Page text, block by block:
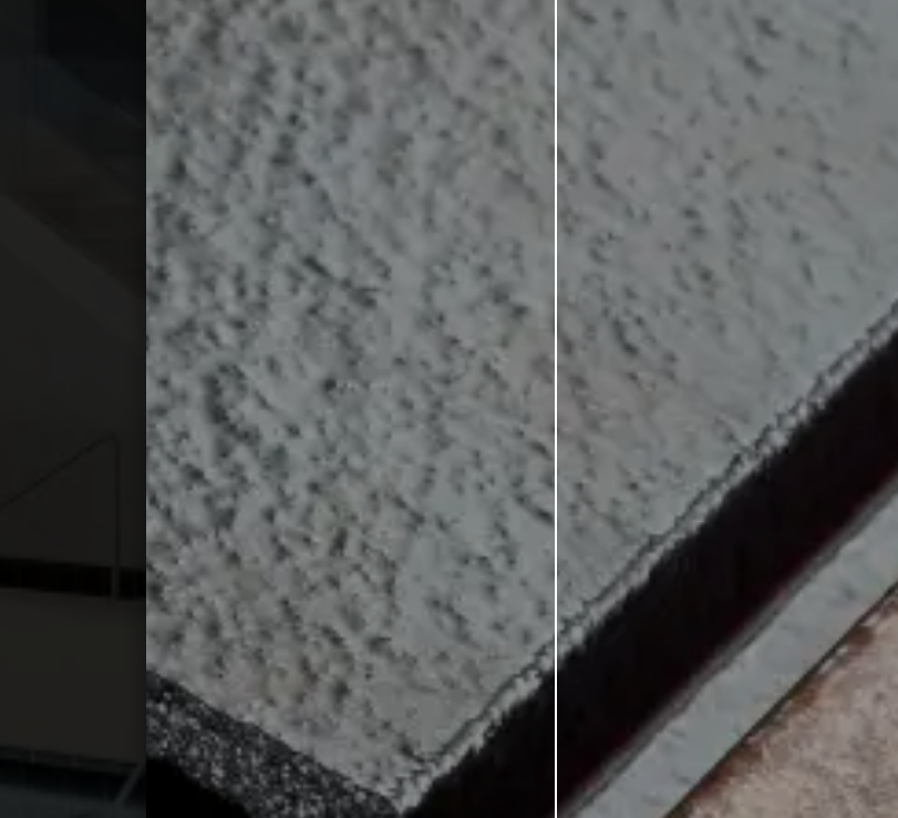
SERIE
Chroma